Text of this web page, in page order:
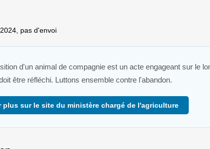
pas d'envoi
d'un animal de compagnie est un acte engageant sur le
être réfléchi. Luttons ensemble contre l'abandon.
plus sur le site du ministère chargé de l'agriculture